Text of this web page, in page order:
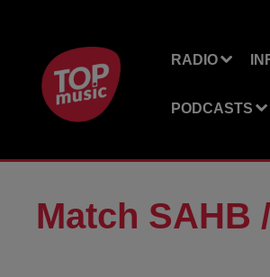
RADIO
PODCASTS
Match SAHB